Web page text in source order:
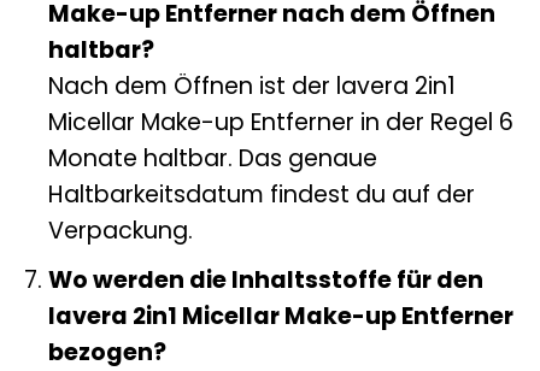
Make-up Entferner nach dem Öffnen
haltbar?
Nach dem Öffnen ist der lavera 2in1
Micellar Make-up Entferner in der Regel 6
Monate haltbar. Das genaue
Haltbarkeitsdatum findest du auf der
Verpackung.
Wo werden die Inhaltsstoffe für den
lavera 2in1 Micellar Make-up Entferner
bezogen?